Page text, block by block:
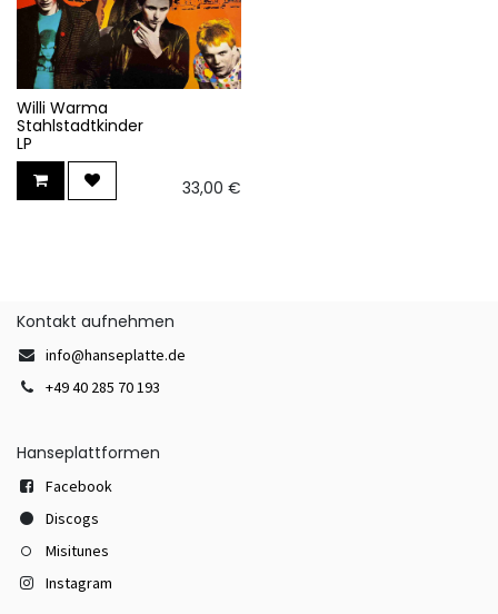
Willi Warma
Stahlstadtkinder
LP
33,00 €
Kontakt aufnehmen
info@hanseplatte.de
+49 40 285 70 193
Hanseplattformen
Facebook
Discogs
Misitunes
Instagram